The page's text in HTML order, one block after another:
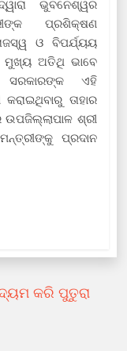
ଭୁବନେଶ୍ୱର
ପ୍ରଶିକ୍ଷଣ
ଓ ବିପର୍ଯ୍ୟୟ
ମୁଖ୍ୟ ଅତିଥି ଭାବେ
ସରକାରଙ୍କ ଏହି
ତାହାର
ଶ୍ରୀ
ପ୍ରଦାନ
କରି ପୁତୁରା